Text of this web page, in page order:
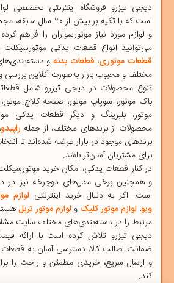
دیجی‌ تیزرو فروشگاه اینترنتی تخصصی
است که با تکیه بر بیش
و لوازم مورد نیاز موتورسواران را فراهم
می‌توانید انواع قطعات یدکی موتورسیکلت
قطعات موتوری، قطعات بدنه و
مختلف و محبوب بازار به‌صورت آنلاین بررسی
تنوع محصولات در دیجی ‌تیزرو شامل
باک موتور، سوپاپ موتور، صفحه کلاچ موتور،
موتور، بلبرینگو دیگر قطعات یدکی
محصولات از برندهای مختلف، از جملهراپیدو
برندهای موجود در بازار عرضه شده‌اند تا
برای مشتریان آسان‌تر باشد.
در کنار قطعات یدکی، امکان خرید
و همچنین برخی مدل‌های دوچرخه نیز در
است. اگر به دنبال خرید اینترنتی لوازم
ویو، لوازم موتور کلیک ولوازم موتور تریل
مرتبط را در دسته‌بندی‌های مختلف سایت
دیجی ‌تیزروتلاش کرده است با ارائه
ضمانت اصالت کالا، دسترسی آسان به
و ارسال سریع، خریدی مطمئن و راحت را
کند.